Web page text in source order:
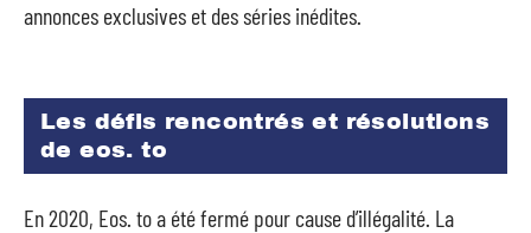
annonces exclusives et des séries inédites.
Les défis rencontrés et résolutions
de eos. to
En 2020, Eos. to a été fermé pour cause d’illégalité. La